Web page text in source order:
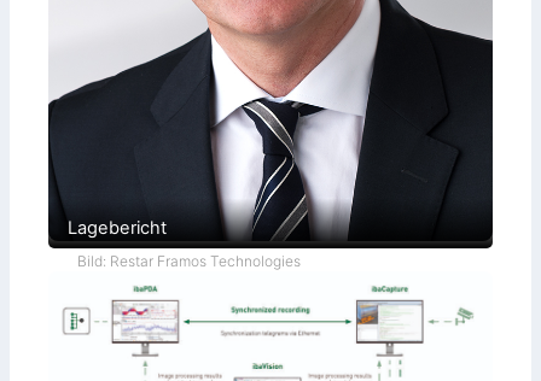
Lagebericht
Bild: Restar Framos Technologies